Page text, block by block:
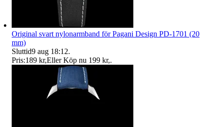
Original svart nylonarmband för Pagani Design PD-1701 (20
mm)
Sluttid9 aug 18:12.
Pris:189 kr,Eller Köp nu 199 kr,.